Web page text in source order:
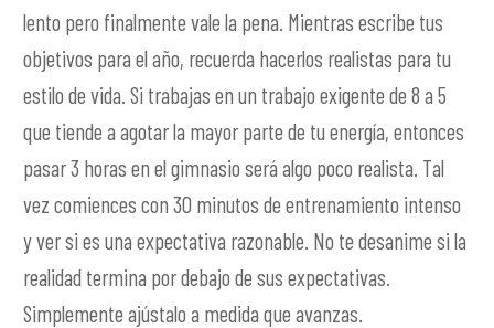
lento pero finalmente vale la pena. Mientras escribe tus
objetivos para el año, recuerda hacerlos realistas para tu
estilo de vida. Si trabajas en un trabajo exigente de 8 a 5
que tiende a agotar la mayor parte de tu energía, entonces
pasar 3 horas en el gimnasio será algo poco realista. Tal
vez comiences con 30 minutos de entrenamiento intenso
y ver si es una expectativa razonable. No te desanime si la
realidad termina por debajo de sus expectativas.
Simplemente ajústalo a medida que avanzas.